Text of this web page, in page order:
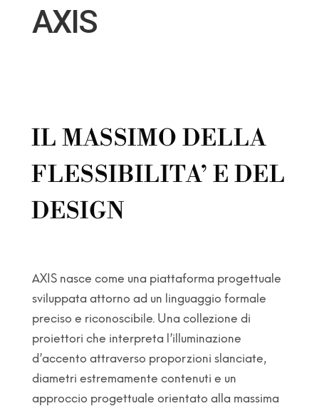
AXIS
IL MASSIMO DELLA
FLESSIBILITA’ E DEL
DESIGN
AXIS nasce come una piattaforma progettuale
sviluppata attorno ad un linguaggio formale
preciso e riconoscibile. Una collezione di
proiettori che interpreta l’illuminazione
d’accento attraverso proporzioni slanciate,
diametri estremamente contenuti e un
approccio progettuale orientato alla massima